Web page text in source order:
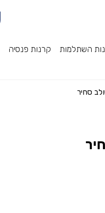
השתלמות קרנות פנסיה
סחיר